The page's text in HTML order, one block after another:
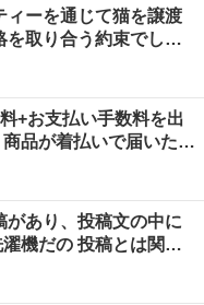
況が分からない状態が
ています。そのため、
猫については何も分か
るかどうか問い合わせ
うか。 よろしく
+お支払い手数料を出
品が着払いで届いたの
ておりますか？
があり、投稿文の中に
機だの 投稿とは関係